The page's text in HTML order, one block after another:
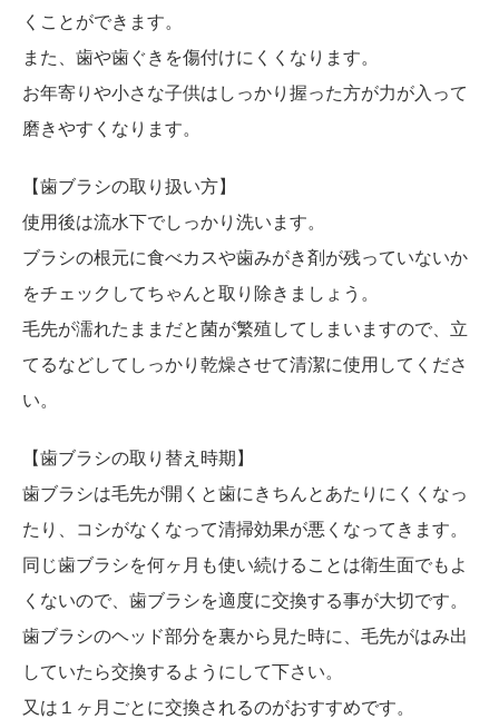
くことができます。
また、歯や歯ぐきを傷付けにくくなります。
お年寄りや小さな子供はしっかり握った方が力が入って
磨きやすくなります。
【歯ブラシの取り扱い方】
使用後は流水下でしっかり洗います。
ブラシの根元に食べカスや歯みがき剤が残っていないか
をチェックしてちゃんと取り除きましょう。
毛先が濡れたままだと菌が繁殖してしまいますので、立
てるなどしてしっかり乾燥させて清潔に使用してくださ
い。
【歯ブラシの取り替え時期】
歯ブラシは毛先が開くと歯にきちんとあたりにくくなっ
たり、コシがなくなって清掃効果が悪くなってきます。
同じ歯ブラシを何ヶ月も使い続けることは衛生面でもよ
くないので、歯ブラシを適度に交換する事が大切です。
歯ブラシのヘッド部分を裏から見た時に、毛先がはみ出
していたら交換するようにして下さい。
又は１ヶ月ごとに交換されるのがおすすめです。